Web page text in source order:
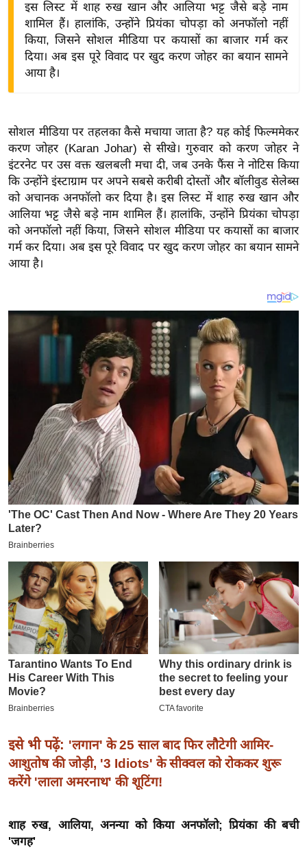
द्यो
वि
शे
ष
ज्ञ
रा
य
ब
ज
ट
ल
क्रि
0
2
6
क्रा
इ
ई
पे
प
मि
सा
ल
बे
मि
सा
ल
ख्सि
य
इस लिस्ट में शाह रुख खान और आलिया भट्ट जैसे बड़े नाम
शामिल हैं। हालांकि, उन्होंने प्रियंका चोपड़ा को अनफॉलो नहीं
किया, जिसने सोशल मीडिया पर कयासों का बाजार गर्म कर
दिया। अब इस पूरे विवाद पर खुद करण जोहर का बयान सामने
आया है।
सोशल मीडिया पर तहलका कैसे मचाया जाता है? यह कोई फिल्ममेकर
करण जोहर (Karan Johar) से सीखे। गुरुवार को करण जोहर ने
इंटरनेट पर उस वक्त खलबली मचा दी, जब उनके फैंस ने नोटिस किया
कि उन्होंने इंस्टाग्राम पर अपने सबसे करीबी दोस्तों और बॉलीवुड सेलेब्स
को अचानक अनफॉलो कर दिया है। इस लिस्ट में शाह रुख खान और
आलिया भट्ट जैसे बड़े नाम शामिल हैं। हालांकि, उन्होंने प्रियंका चोपड़ा
को अनफॉलो नहीं किया, जिसने सोशल मीडिया पर कयासों का बाजार
गर्म कर दिया। अब इस पूरे विवाद पर खुद करण जोहर का बयान सामने
आया है।
इसे भी पढ़ें: 'लगान' के 25 साल बाद फिर लौटेगी आमिर-
आशुतोष की जोड़ी, '3 Idiots' के सीक्वल को रोककर शुरू
करेंगे 'लाला अमरनाथ' की शूटिंग!
शाह रुख, आलिया, अनन्या को किया अनफॉलो; प्रियंका की बची
'जगह'